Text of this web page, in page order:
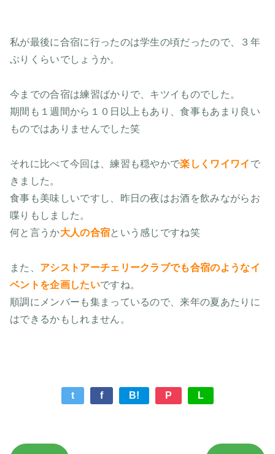
私が最後に合宿に行ったのは学生の頃だったので、３年
ぶりくらいでしょうか。
今までの合宿は練習ばかりで、キツイものでした。
期間も１週間から１０日以上もあり、食事もあまり良い
ものではありませんでした笑
それに比べて今回は、練習も穏やかで楽しくワイワイ で
きました。
食事も美味しいですし、昨日の夜はお酒を飲みながらお
喋りもしました。
何と言うか大人の合宿という感じですね笑
また、 アシストアーチェリークラブでも合宿のようなイ
ベントを企画したいですね。
順調にメンバーも集まっているので、来年の夏あたりに
はできるかもしれません。
t f B! P L